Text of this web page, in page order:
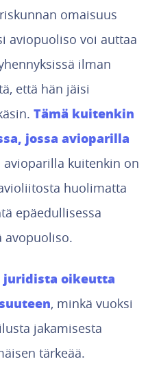
omaisuus
aviopuoliso voi auttaa
ilman
että hän jäisi
Tämä kuitenkin
jossa avioparilla
avioparilla kuitenkin on
huolimatta
epäedullisessa
avopuoliso.
juridista oikeutta
, minkä vuoksi
jakamisesta
tärkeää.